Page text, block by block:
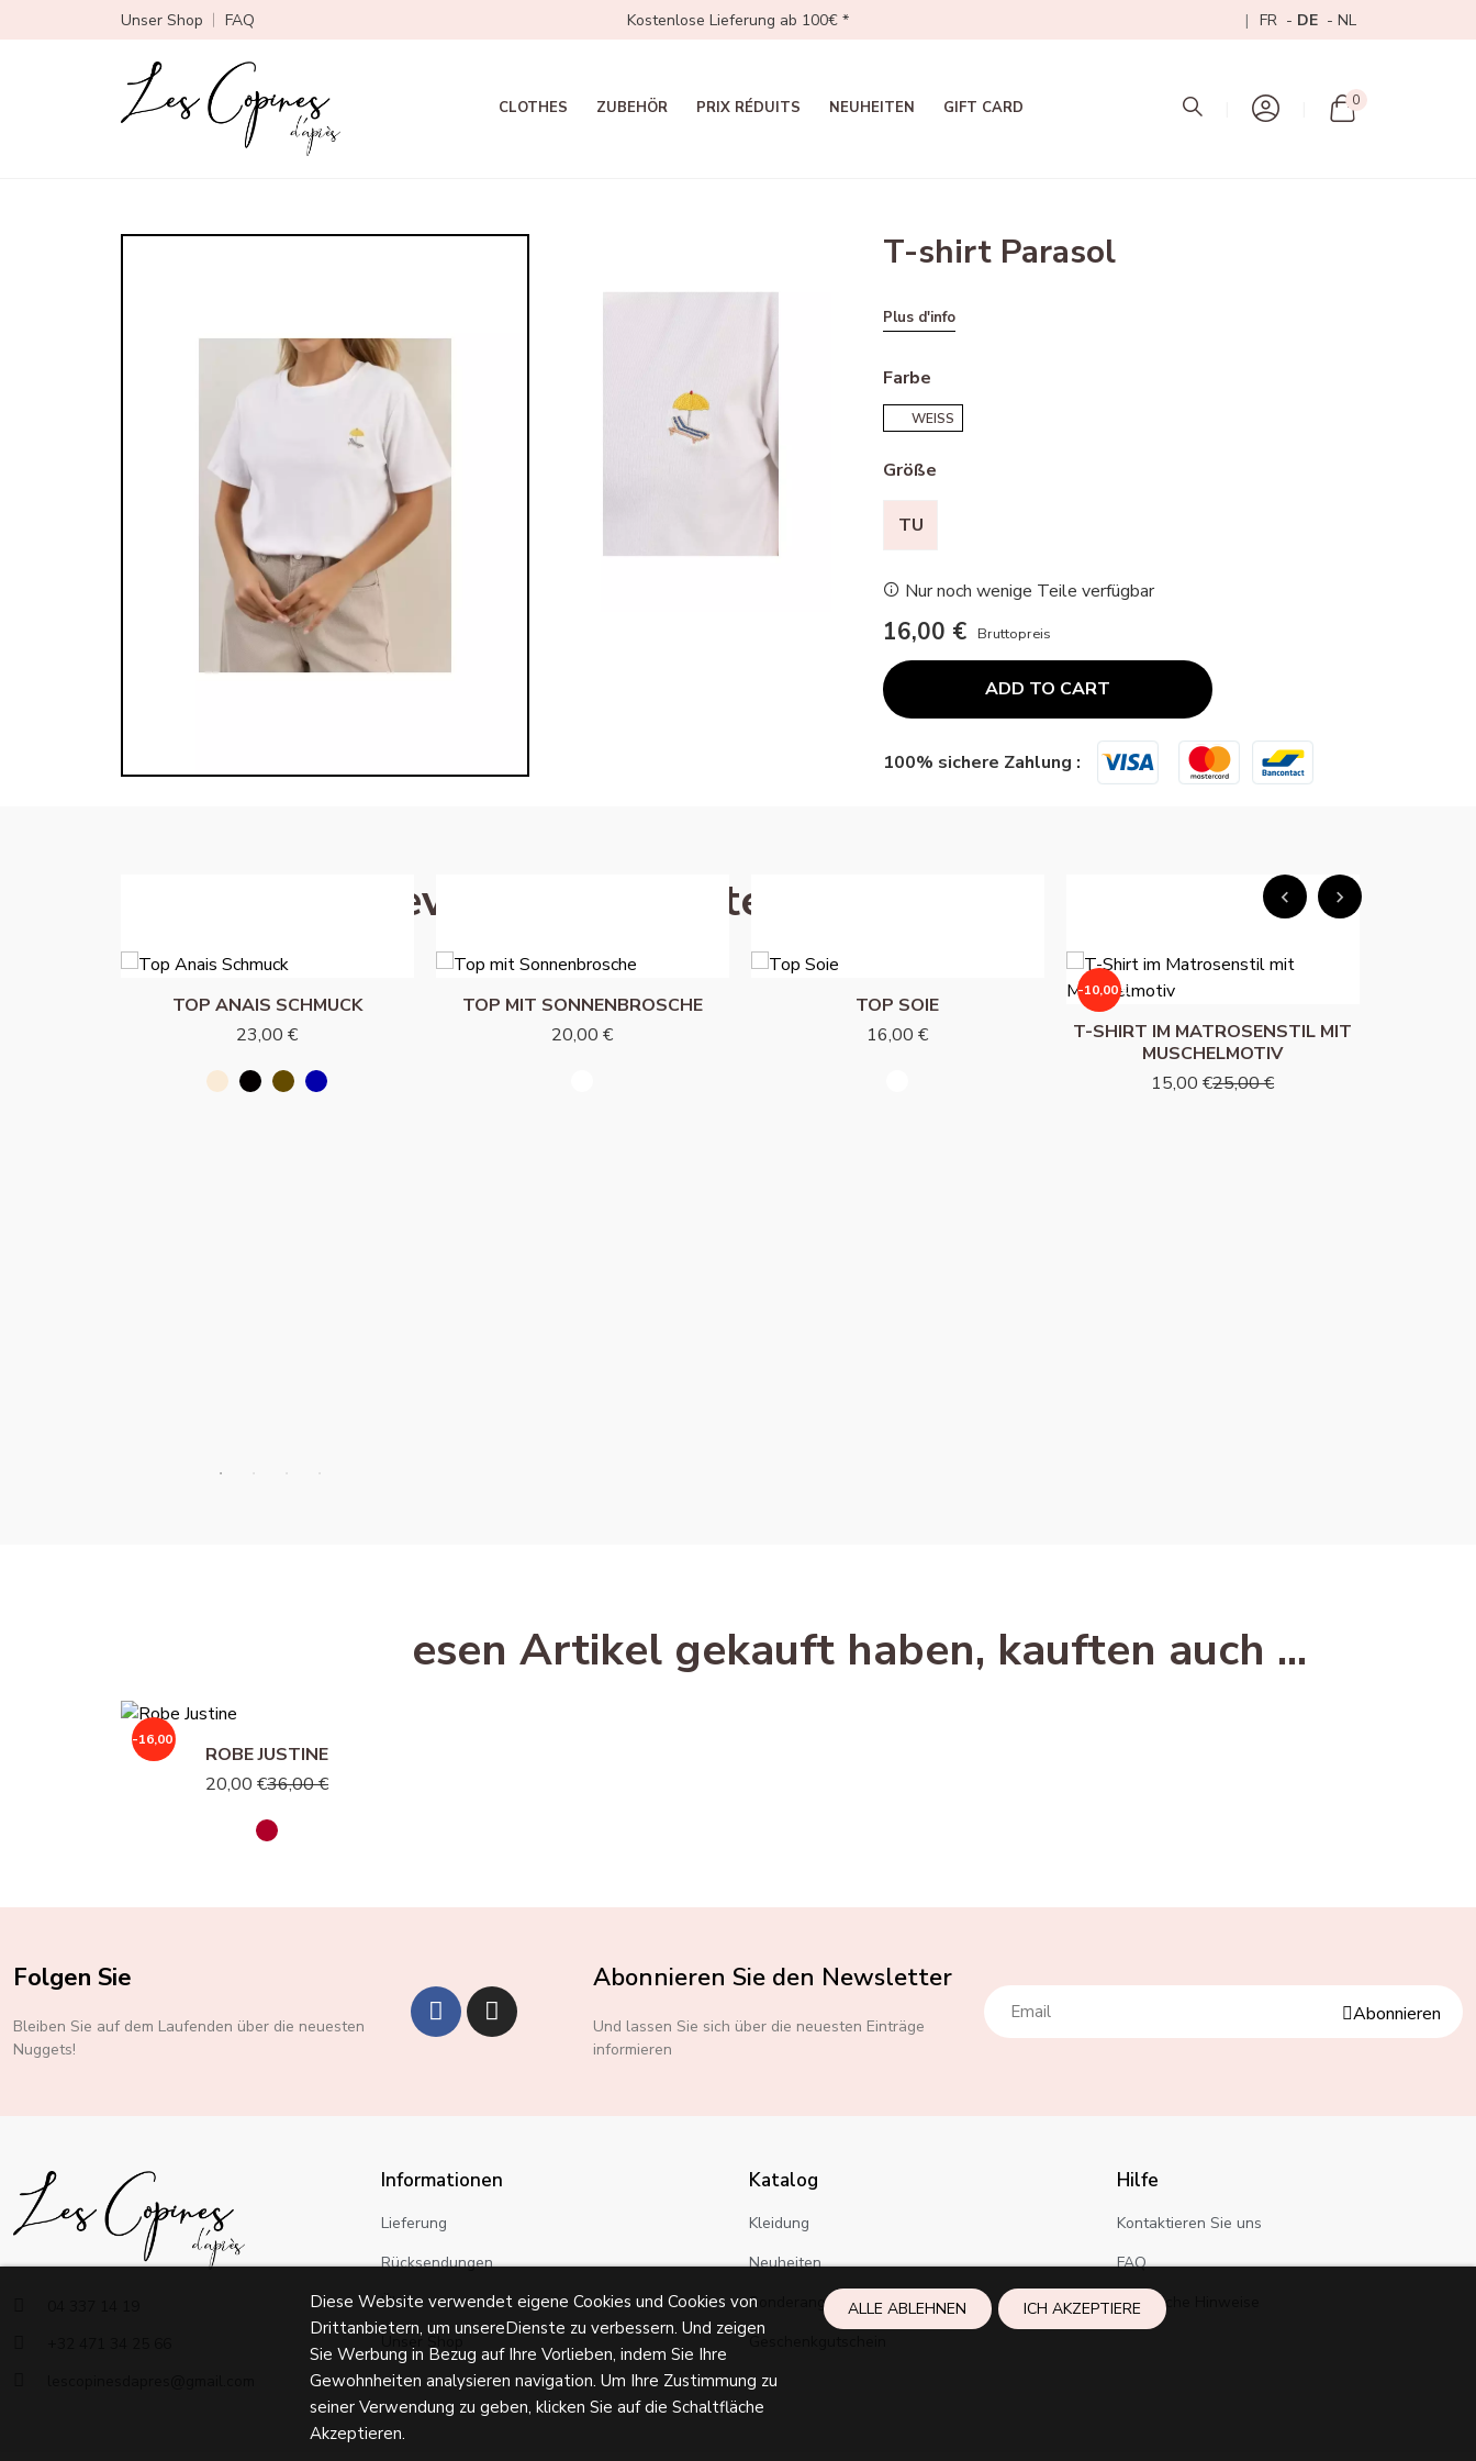
Unser Shop FAQ Kostenlose Lieferung ab 100€ * FR DE NL
CLOTHES ZUBEHÖR PRIX RÉDUITS NEUHEITEN GIFT CARD Mon panier
0
T-shirt Parasol
Plus d'info
Farbe
WEISS
Größe
TU
Nur noch wenige Teile verfügbar
16,00 € Bruttopreis
ADD TO CART
100% sichere Zahlung :
Ces articles devraient vous intéresser !
TOP ANAIS SCHMUCK
23,00 €
TOP MIT SONNENBROSCHE
20,00 €
TOP SOIE
16,00 €
-10,00 €
T-SHIRT IM MATROSENSTIL MIT
MUSCHELMOTIV
15,00 €25,00 €
Kunden, die diesen Artikel gekauft haben, kauften auch ...
-16,00 €
ROBE JUSTINE
20,00 €36,00 €
Folgen Sie
Bleiben Sie auf dem Laufenden über die neuesten
Nuggets!
Abonnieren Sie den Newsletter
Und lassen Sie sich über die neuesten Einträge
informieren
Abonnieren
Informationen
Lieferung
Rücksendungen
Über
Unser Shop
Katalog
Kleidung
Neuheiten
Sonderangebote
Hilfe
Kontaktieren Sie uns
FAQ
Rechtliche Hinweise
Diese Website verwendet eigene Cookies und Cookies von
Drittanbietern, um unsereDienste zu verbessern. Und zeigen
Sie Werbung in Bezug auf Ihre Vorlieben, indem Sie Ihre
Gewohnheiten analysieren navigation. Um Ihre Zustimmung zu
seiner Verwendung zu geben, klicken Sie auf die Schaltfläche
Akzeptieren.
ALLE ABLEHNEN ICH AKZEPTIERE